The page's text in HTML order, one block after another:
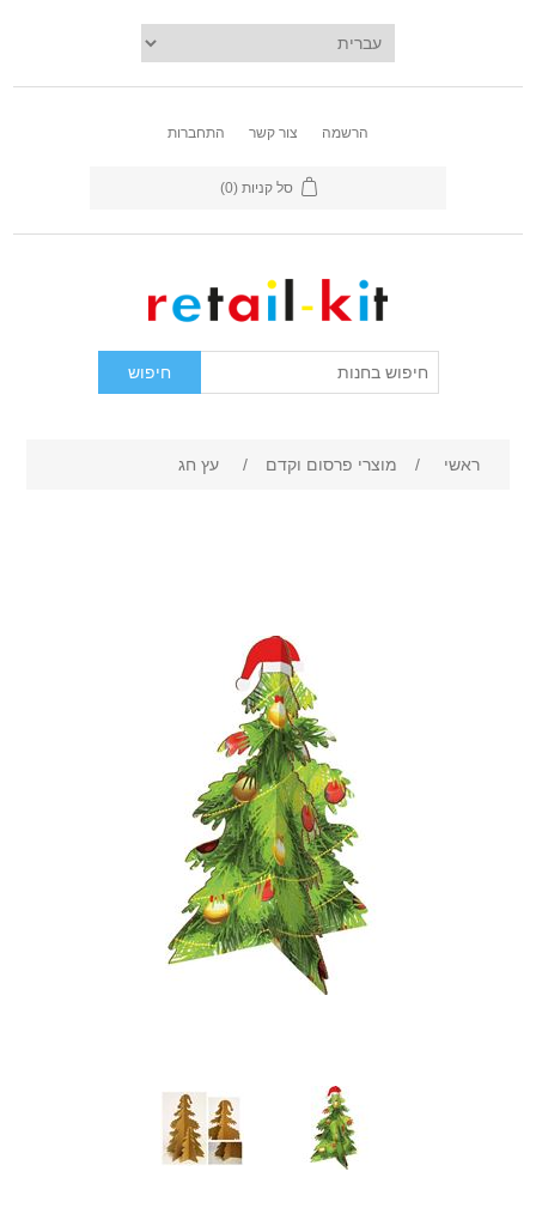
הרשמה צור קשר התחברות
סל קניות (0)
ראשי / מוצרי פרסום וקדם / עץ חג